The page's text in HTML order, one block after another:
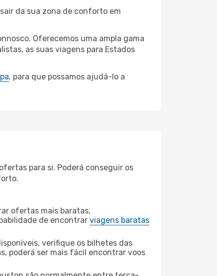
da sua zona de conforto em
Oferecemos uma ampla gama
as suas viagens para Estados
, para que possamos ajudá-lo a
para si. Poderá conseguir os
ofertas mais baratas,
de encontrar viagens baratas
verifique os bilhetes das
poderá ser mais fácil encontrar voos